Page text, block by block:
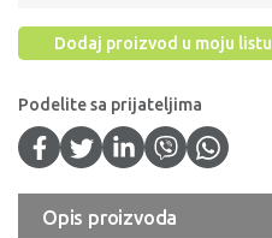
Dodaj proizvod u moju listu
Podelite sa prijateljima
Opis proizvoda